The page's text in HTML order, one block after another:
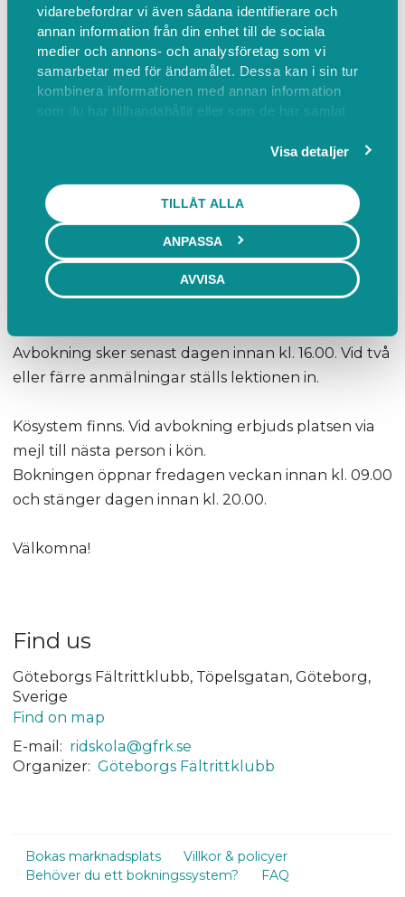
vidarebefordrar vi även sådana identifierare och
annan information från din enhet till de sociala
medier och annons- och analysföretag som vi
samarbetar med för ändamålet. Dessa kan i sin tur
kombinera informationen med annan information
som du har tillhandahållit eller som de har samlat
Visa detaljer
TILLÅT ALLA
ANPASSA
AVVISA
Samling kl. 16.00, ridning kl. 16.15–16.45. Lektionen är
30 minuter inklusive upp- och avsittning. Vi samlas
15 minuter innan för hästutdelning och betalning.
Medföljande vuxen leder barnet. Ponnyerna är
ridhuset samt under ridningen av medföljande
vuxen. Ridning sker i ridhuset eller, när vädret
tillåter, i Delsjöns naturreservat.
Pris: 170 kr/gång, betalas med Swish på plats. Vi
erbjuder även ponnykort med rabatt vid köp av 5
eller 10 tillfällen. Läs mer på www.gfrk.se.
Avbokning sker senast dagen innan kl. 16.00. Vid två
eller färre anmälningar ställs lektionen in.
Kösystem finns. Vid avbokning erbjuds platsen via
mejl till nästa person i kön.
Bokningen öppnar fredagen veckan innan kl. 09.00
och stänger dagen innan kl. 20.00.
Välkomna!
Find us
Göteborgs Fältrittklubb, Töpelsgatan, Göteborg,
Sverige
Find on map
E-mail: ridskola@gfrk.se
Organizer: Göteborgs Fältrittklubb
Bokas marknadsplats
Villkor & policyer
Behöver du ett bokningssystem?
FAQ